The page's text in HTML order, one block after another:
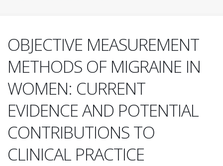
OBJECTIVE MEASUREMENT
METHODS OF MIGRAINE IN
WOMEN: CURRENT
EVIDENCE AND POTENTIAL
CONTRIBUTIONS TO
CLINICAL PRACTICE